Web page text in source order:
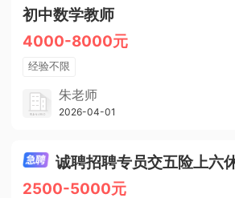
初中数学教师
4000-8000元
经验不限
学历不限
1人
朱老师
博学启智教育
2026-04-01
诚聘招聘专员交五险上六
2500-5000元